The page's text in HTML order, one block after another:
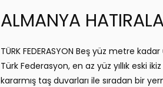
ALMANYA
TÜRK FEDERASYON Beş yüz metre
Türk Federasyon, en az yüz yıllık eski ikiz
kararmış taş duvarları ile sıradan bir